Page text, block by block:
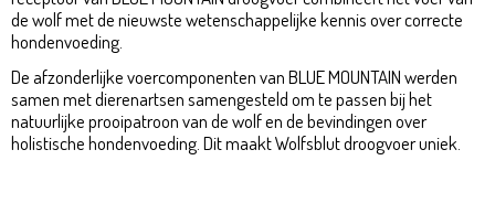
de wolf met de nieuwste wetenschappelijke kennis over correcte
hondenvoeding.
De afzonderlijke voercomponenten van BLUE MOUNTAIN werden
samen met dierenartsen samengesteld om te passen bij het
natuurlijke prooipatroon van de wolf en de bevindingen over
holistische hondenvoeding. Dit maakt Wolfsblut droogvoer uniek.